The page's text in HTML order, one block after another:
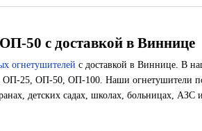
50 с доставкой в Виннице
огнетушителей с доставкой в Виннице. В
ОП-50, ОП-100. Наши огнетушители
детских садах, школах, больницах, АЗС